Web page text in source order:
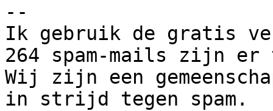
--
Ik gebruik de gratis
264 spam-mails zijn er
Wij zijn een
in strijd tegen spam.